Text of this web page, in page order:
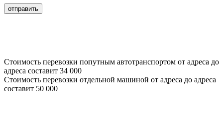
Стоимость перевозки попутным автотранспортом от адреса до
адреса составит 34 000
Стоимость перевозки отдельной машиной от адреса до адреса
составит 50 000